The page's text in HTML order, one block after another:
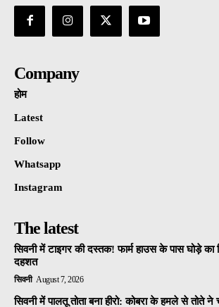
Company
होम
Latest
Follow
Whatsapp
Instagram
The latest
सिवनी में टाइगर की दस्तक! फार्म हाउस के पास घोड़े का
दहशत
सिवनी August 7, 2026
सिवनी में पालतू तोता बना हीरो: कोबरा के हमले से तोते